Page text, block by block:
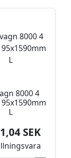
8000 4
L
SEK